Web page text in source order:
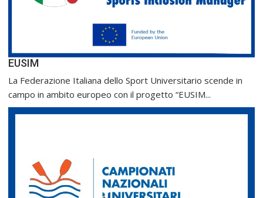
EUSIM
La Federazione Italiana dello Sport Universitario scende in
campo in ambito europeo con il progetto “EUSIM...